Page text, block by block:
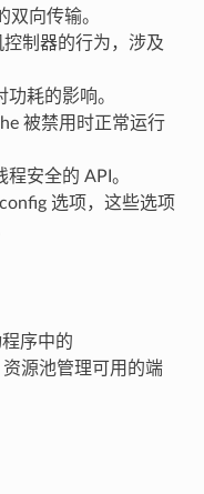
双向传输。
制器的行为，涉及
耗的影响。
被禁用时正常运行
安全的 API。
选项，这些选项
序中的
源池管理可用的端